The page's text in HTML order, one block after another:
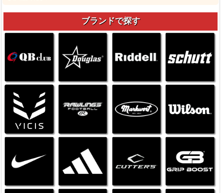
ブランドで探す